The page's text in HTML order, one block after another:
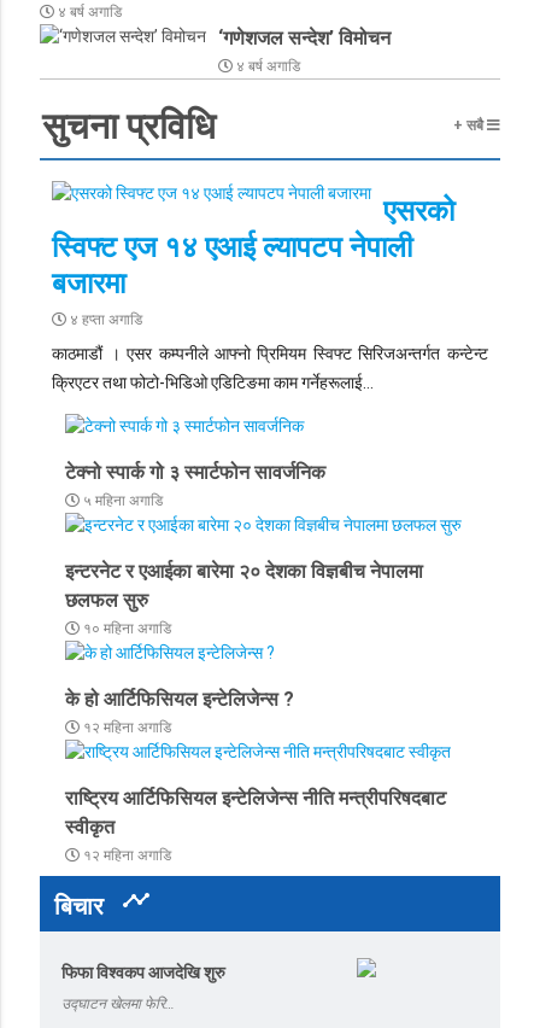
४ बर्ष अगाडि
‘गणेशजल सन्देश’ विमोचन
४ बर्ष अगाडि
सुचना प्रविधि + सबै
एसरको
स्विफ्ट एज १४ एआई ल्यापटप नेपाली
बजारमा
४ हप्ता अगाडि
काठमाडौं । एसर कम्पनीले आफ्नो प्रिमियम स्विफ्ट सिरिजअन्तर्गत कन्टेन्ट
क्रिएटर तथा फोटो-भिडिओ एडिटिङमा काम गर्नेहरूलाई…
टेक्नो स्पार्क गो ३ स्मार्टफोन सावर्जनिक
५ महिना अगाडि
इन्टरनेट र एआईका बारेमा २० देशका विज्ञबीच नेपालमा
छलफल सुरु
१० महिना अगाडि
के हो आर्टिफिसियल इन्टेलिजेन्स ?
१२ महिना अगाडि
राष्ट्रिय आर्टिफिसियल इन्टेलिजेन्स नीति मन्त्रीपरिषदबाट
स्वीकृत
१२ महिना अगाडि
बिचार timeline
फिफा विश्वकप आजदेखि शुरु
उद्घाटन खेलमा फेरि…